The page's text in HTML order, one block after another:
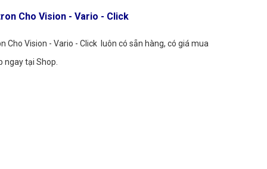
Cho Vision - Vario - Click
Cho Vision - Vario - Click luôn có sẵn hàng, có giá mua
ngay tại Shop.